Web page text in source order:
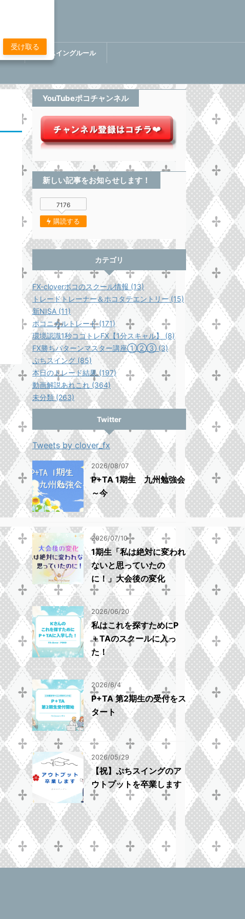
ー講 ぷちスイングルール
トレード】
YouTubeポコチャンネル
新しい記事をお知らせします！
7176
購読する
カテゴリ
FX-cloverポコのスクール情報 (13)
トレードトレーナー＆ホコタテエントリー (15)
新NISA (11)
ポコニカルトレード (171)
環境認識1秒ココトレFX【1分スキャル】 (8)
FX勝ちパターンマスター講座①②③ (3)
ぷちスイング (85)
本日のトレード結果 (197)
動画解説あれこれ (364)
未分類 (263)
Twitter
Tweets by clover_fx
2026/08/07
P+TA 1期生 九州勉強会
～今
2026/07/10
1期生「私は絶対に変われ
ないと思っていたの
に！」大会後の変化
2026/06/20
私はこれを探すためにP
＋TAのスクールに入っ
た！
2026/6/4
P+TA 第2期生の受付をス
タート
2026/05/29
【祝】ぷちスイングのア
ウトプットを卒業します
受け取る